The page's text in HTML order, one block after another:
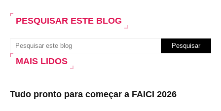
PESQUISAR ESTE BLOG
MAIS LIDOS
Tudo pronto para começar a FAICI 2026